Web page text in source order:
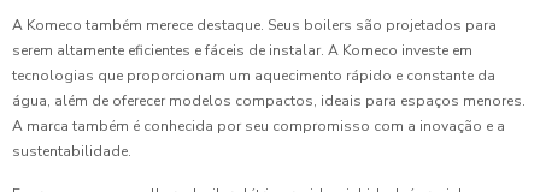
A Komeco também merece destaque. Seus boilers são projetados para
serem altamente eficientes e fáceis de instalar. A Komeco investe em
tecnologias que proporcionam um aquecimento rápido e constante da
água, além de oferecer modelos compactos, ideais para espaços menores.
A marca também é conhecida por seu compromisso com a inovação e a
sustentabilidade.